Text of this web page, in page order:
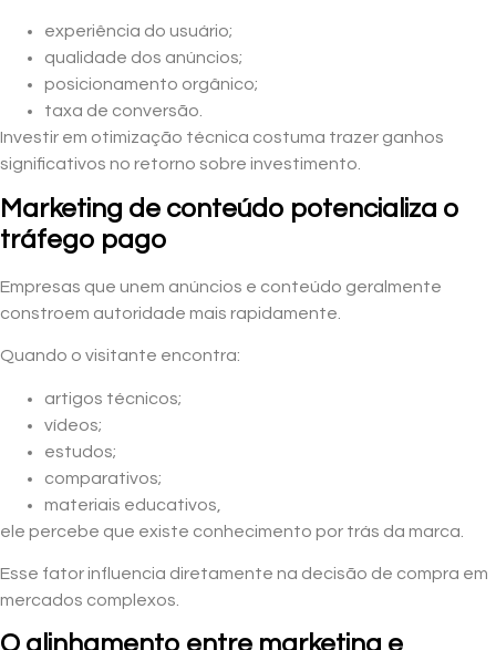
experiência do usuário;
qualidade dos anúncios;
posicionamento orgânico;
taxa de conversão.
Investir em otimização técnica costuma trazer ganhos
significativos no retorno sobre investimento.
Marketing de conteúdo potencializa o
tráfego pago
Empresas que unem anúncios e conteúdo geralmente
constroem autoridade mais rapidamente.
Quando o visitante encontra:
artigos técnicos;
vídeos;
estudos;
comparativos;
materiais educativos,
ele percebe que existe conhecimento por trás da marca.
Esse fator influencia diretamente na decisão de compra em
mercados complexos.
O alinhamento entre marketing e